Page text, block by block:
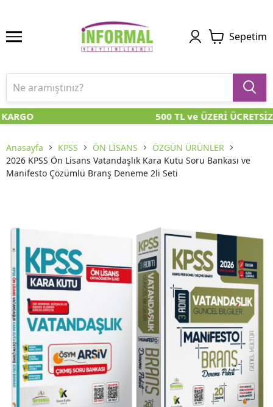
Sepetim
500 TL ve ÜZERİ ÜCRETSİZ
Anasayfa KPSS ÖN LİSANS
ÖZGÜN ÜRÜNLER
2026 KPSS Ön Lisans Vatandaşlık Kara Kutu Soru Bankası ve
Manifesto Çözümlü Branş Deneme 2li Seti